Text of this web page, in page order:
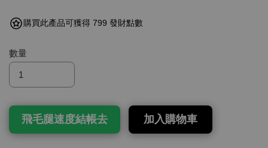
購買此產品可獲得 799 發財點數
數量
飛毛腿速度結帳去 加入購物車